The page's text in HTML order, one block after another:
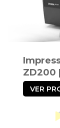
ZD200
VER